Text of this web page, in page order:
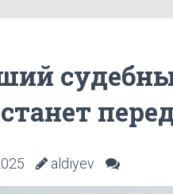
aldiyev